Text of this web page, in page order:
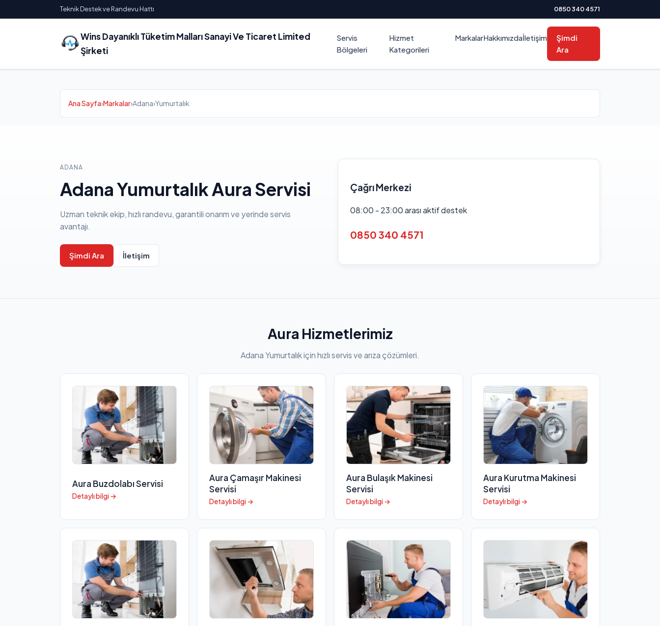
Teknik Destek ve Randevu Hattı 0850 340 4571
Wins Dayanıklı Tüketim Malları Sanayi Ve Ticaret Limited
Şirketi
Servis
Bölgeleri
Hizmet
Kategorileri
MarkalarHakkımızdaİletişim
Şimdi
Ara
Ana Sayfa›Markalar›Adana›Yumurtalık
ADANA
Adana Yumurtalık Aura Servisi
Uzman teknik ekip, hızlı randevu, garantili onarım ve yerinde servis
avantajı.
Şimdi Ara İletişim
Çağrı Merkezi
08:00 - 23:00 arası aktif destek
0850 340 4571
Aura Hizmetlerimiz
Adana Yumurtalık için hızlı servis ve arıza çözümleri.
Aura Buzdolabı Servisi
Detaylı bilgi →
Aura Çamaşır Makinesi
Servisi
Detaylı bilgi →
Aura Bulaşık Makinesi
Servisi
Detaylı bilgi →
Aura Kurutma Makinesi
Servisi
Detaylı bilgi →